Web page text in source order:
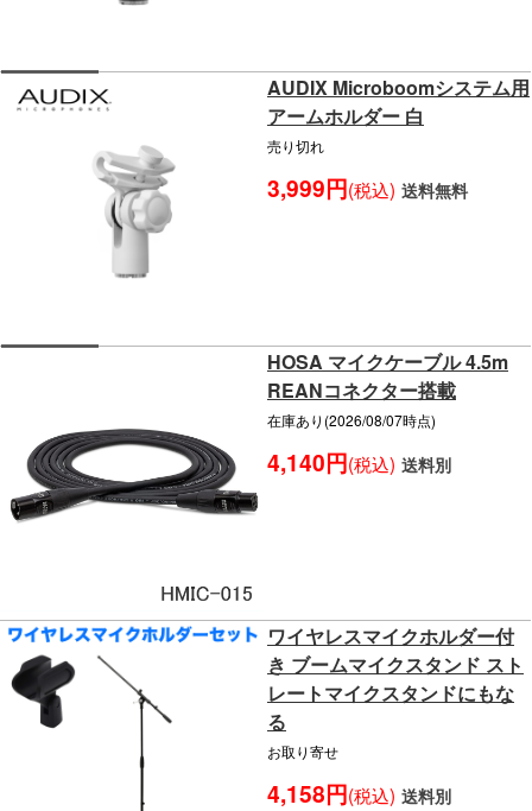
AUDIX Microboomシステム用
アームホルダー 白
売り切れ
3,999円(税込) 送料無料
HOSA マイクケーブル 4.5m
REANコネクター搭載
在庫あり(2026/08/07時点)
4,140円(税込) 送料別
ワイヤレスマイクホルダー付
き ブームマイクスタンド スト
レートマイクスタンドにもな
る
お取り寄せ
4,158円(税込) 送料別